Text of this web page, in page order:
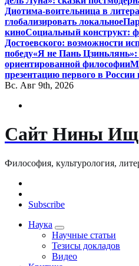
Диотима-воительница в
глобализировать локальное
киноСоциальный конструкт:
Достоевского: возможности
победу«Я не Пань
ориентированной философии
презентацию первого в
Вс. Авг 9th, 2026
Сайт Нины
Философия, культурология,
Subscribe
Наука
Научные статьи
Тезисы докладов
Видео